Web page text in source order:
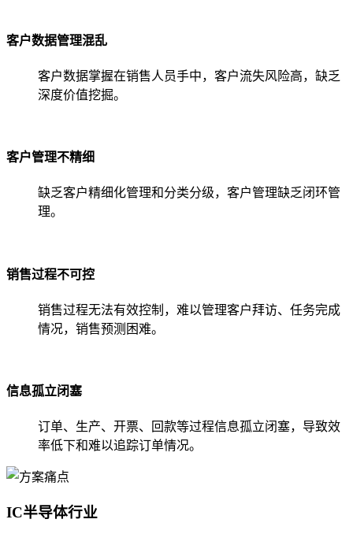
客户数据管理混乱
客户数据掌握在销售人员手中，客户流失风险高，缺乏
深度价值挖掘。
客户管理不精细
缺乏客户精细化管理和分类分级，客户管理缺乏闭环管
理。
销售过程不可控
销售过程无法有效控制，难以管理客户拜访、任务完成
情况，销售预测困难。
信息孤立闭塞
订单、生产、开票、回款等过程信息孤立闭塞，导致效
率低下和难以追踪订单情况。
IC半导体行业